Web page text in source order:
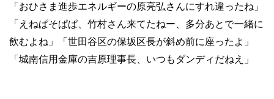
「おひさま進歩エネルギーの原亮弘さんにすれ違ったね」
「えねぱそぱぱ、竹村さん来てたねー、多分あとで一緒に
飲むよね」「世田谷区の保坂区長が斜め前に座ったよ」
「城南信用金庫の吉原理事長、いつもダンディだねえ」